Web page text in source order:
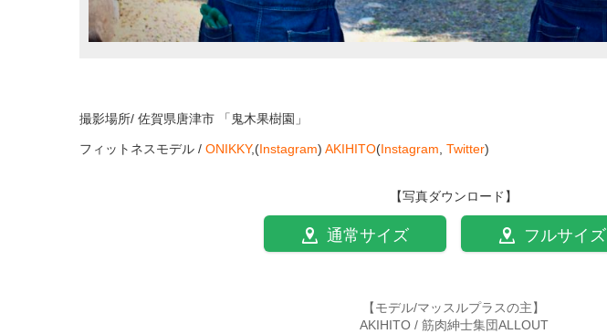
撮影場所/ 佐賀県唐津市 「鬼木果樹園」
フィットネスモデル / ONIKKY,(Instagram) AKIHITO(Instagram Twitter)
【写真ダウンロード】
通常サイズ フルサイズ
【モデル/マッスルプラスの主】
AKIHITO / 筋肉紳士集団ALLOUT